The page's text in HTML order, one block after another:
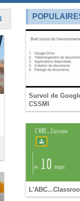
Survol de
CSSMI